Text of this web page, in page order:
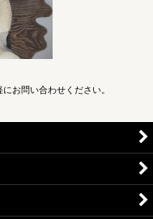
お問い合わせください。